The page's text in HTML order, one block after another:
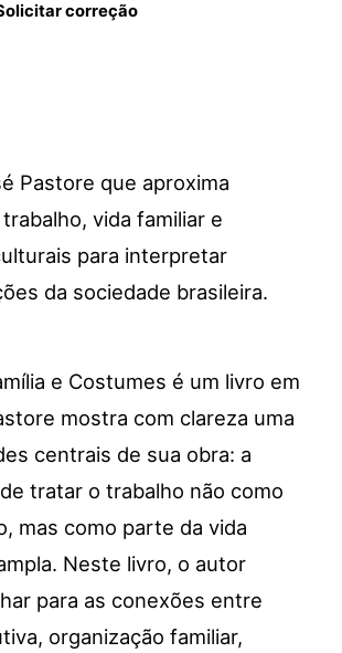
correção
Pastore que aproxima
vida familiar e
para interpretar
da sociedade brasileira.
e Costumes é um livro em
mostra com clareza uma
centrais de sua obra: a
tratar o trabalho não como
mas como parte da vida
Neste livro, o autor
para as conexões entre
organização familiar,